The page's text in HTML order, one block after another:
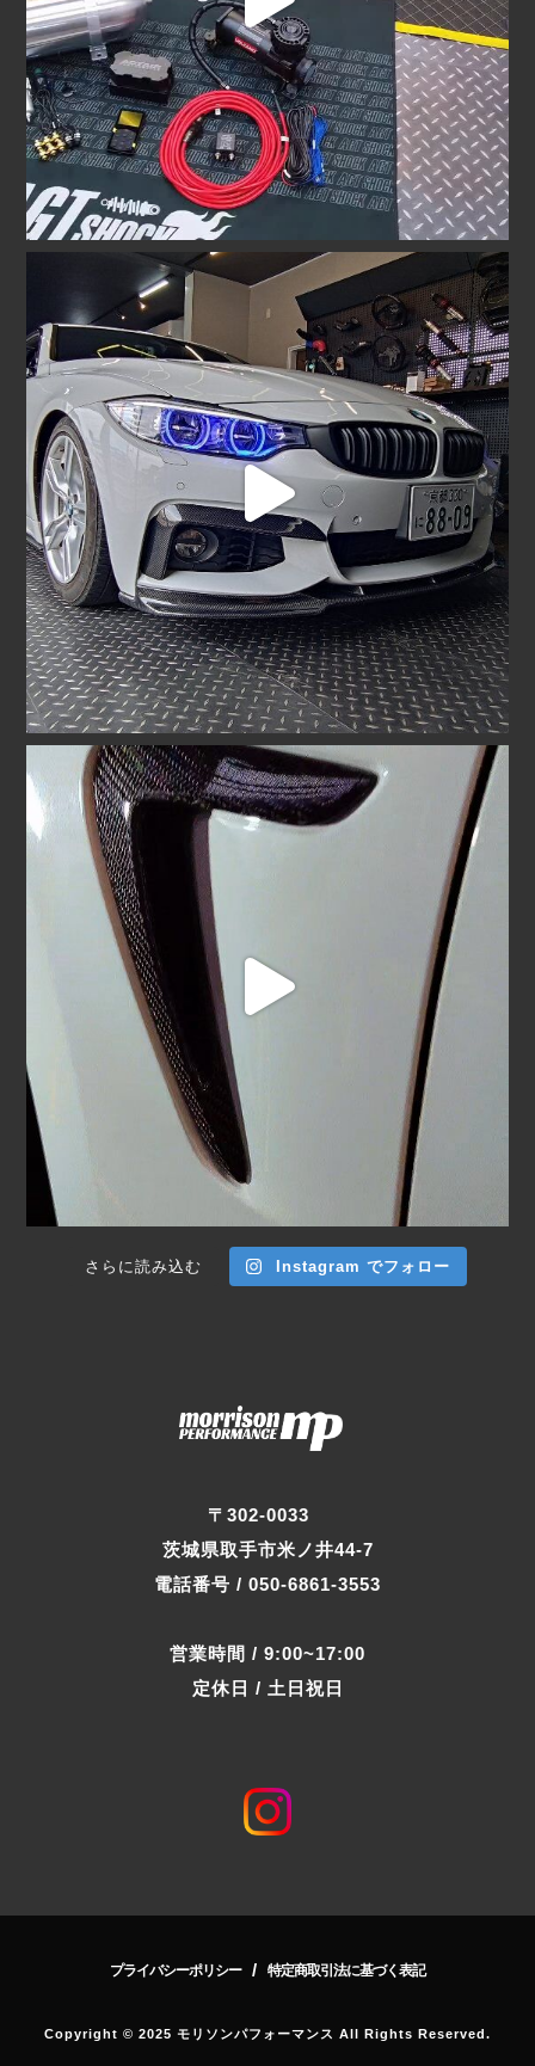
〒302-0033
茨城県取手市米ノ井44-7
電話番号 / 050-6861-3553
営業時間 / 9:00~17:00
定休日 / 土日祝日
さらに読み込む Instagram でフォロー
プライバシーポリシー / 特定商取引法に基づく表記
Copyright © 2025 モリソンパフォーマンス All Rights Reserved.